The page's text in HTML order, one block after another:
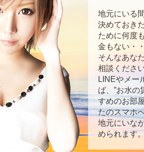
地元にいる
決めておき
ために何度
金もない・
そんなあな
相談くださ
LINEやメー
ば、”お水の
すめのお部
たのスマホ
地元にいな
められます